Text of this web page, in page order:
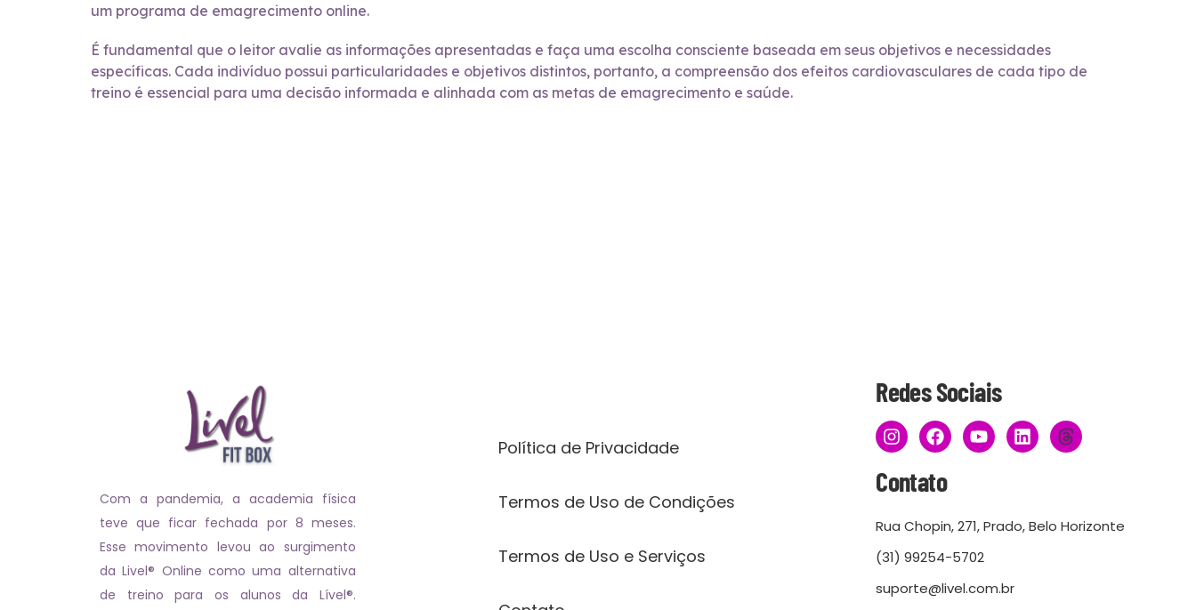
um programa de emagrecimento online.
É fundamental que o leitor avalie as informações apresentadas e faça uma escolha consciente baseada em seus objetivos e necessidades
específicas. Cada indivíduo possui particularidades e objetivos distintos, portanto, a compreensão dos efeitos cardiovasculares de cada tipo de
treino é essencial para uma decisão informada e alinhada com as metas de emagrecimento e saúde.
Com a pandemia, a academia física
teve que ficar fechada por 8 meses.
Esse movimento levou ao surgimento
da Livel® Online como uma alternativa
de treino para os alunos da Lível®.
Política de Privacidade
Termos de Uso de Condições
Termos de Uso e Serviços
Redes Sociais
Contato
Rua Chopin, 271, Prado, Belo Horizonte
(31) 99254-5702
suporte@livel.com.br